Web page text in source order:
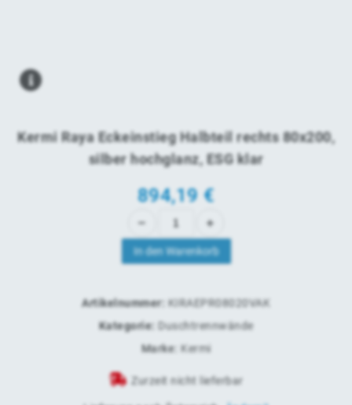
Kermi Raya Eckeinstieg Halbteil rechts 80x200,
silber hochglanz, ESG klar
894,19€
In den Warenkorb
Artikelnummer: KIRAEPR08020VAK
Kategorie:
Duschtrennwände
Marke: Kermi
Zurzeit nicht lieferbar